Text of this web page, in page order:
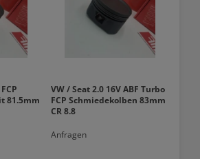
81.5mm
VW / Seat 2.0 16V ABF Turbo
FCP Schmiedekolben 83mm
CR 8.8
Anfragen